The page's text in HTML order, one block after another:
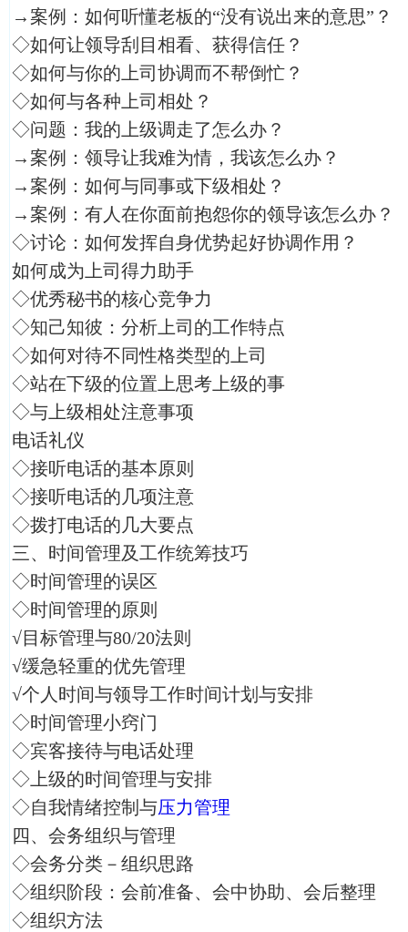
→案例：如何听懂老板的“没有说出来的意思”？
◇如何让领导刮目相看、获得信任？
◇如何与你的上司协调而不帮倒忙？
◇如何与各种上司相处？
◇问题：我的上级调走了怎么办？
→案例：领导让我难为情，我该怎么办？
→案例：如何与同事或下级相处？
→案例：有人在你面前抱怨你的领导该怎么办？
◇讨论：如何发挥自身优势起好协调作用？
如何成为上司得力助手
◇优秀秘书的核心竞争力
◇知己知彼：分析上司的工作特点
◇如何对待不同性格类型的上司
◇站在下级的位置上思考上级的事
◇与上级相处注意事项
电话礼仪
◇接听电话的基本原则
◇接听电话的几项注意
◇拨打电话的几大要点
三、时间管理及工作统筹技巧
◇时间管理的误区
◇时间管理的原则
√目标管理与80/20法则
√缓急轻重的优先管理
√个人时间与领导工作时间计划与安排
◇时间管理小窍门
◇宾客接待与电话处理
◇上级的时间管理与安排
◇自我情绪控制与压力管理
四、会务组织与管理
◇会务分类－组织思路
◇组织阶段：会前准备、会中协助、会后整理
◇组织方法